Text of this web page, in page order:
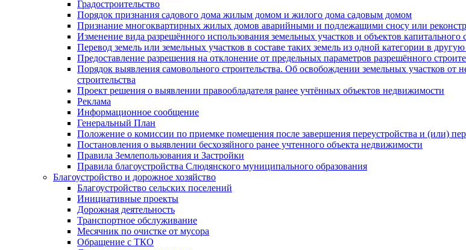
Градостроительство
Порядок признания садового дома жилым домом и жилого дома садовым домом
Признание многоквартирных жилых домов аварийными и подлежащими сносу или
Изменение вида разрешённого использования земельных участков и объектов капитального
Перевод земель или земельных участков в составе таких земель из одной категории в
Предоставление разрешения на отклонение от предельных параметров разрешённого
Порядок выявления самовольного строительства. Об освобождении земельных участков
строительства
Проект решения о выявлении правообладателя ранее учтённых объектов недвижимости
Реклама
Информационное сообщение
Генеральный План
Положение о комиссии по приемке помещения после завершения переустройства и (или)
Постановления о выявлении бесхозяйного ранее учтенного объекта недвижимости
Правила Землепользования и Застройки
Правила благоустройства Слюдянского муниципального образования
Благоустройство и дорожное хозяйство
Благоустройство сельских поселений
Инициативные проекты
Дорожная деятельность
Транспортное обслуживание
Месячник по очистке от мусора
Обращение с ТКО